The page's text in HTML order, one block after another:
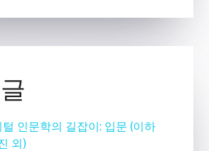
인문학의 길잡이: 입문 (이하
외)